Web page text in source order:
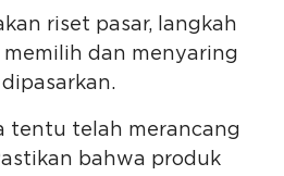
riset pasar, langkah
dan menyaring
tentu telah merancang
bahwa produk